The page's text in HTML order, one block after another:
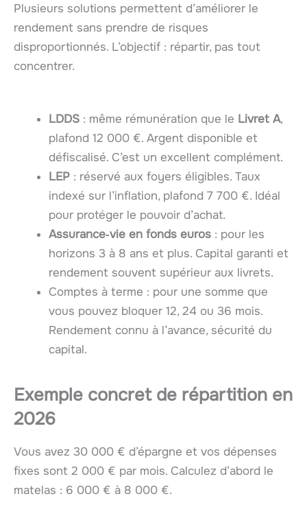
Plusieurs solutions permettent d’améliorer le
rendement sans prendre de risques
disproportionnés. L’objectif : répartir, pas tout
concentrer.
LDDS : même rémunération que le Livret A,
plafond 12 000 €. Argent disponible et
défiscalisé. C’est un excellent complément.
LEP : réservé aux foyers éligibles. Taux
indexé sur l’inflation, plafond 7 700 €. Idéal
pour protéger le pouvoir d’achat.
Assurance‑vie en fonds euros : pour les
horizons 3 à 8 ans et plus. Capital garanti et
rendement souvent supérieur aux livrets.
Comptes à terme : pour une somme que
vous pouvez bloquer 12, 24 ou 36 mois.
Rendement connu à l’avance, sécurité du
capital.
Exemple concret de répartition en
2026
Vous avez 30 000 € d’épargne et vos dépenses
fixes sont 2 000 € par mois. Calculez d’abord le
matelas : 6 000 € à 8 000 €.